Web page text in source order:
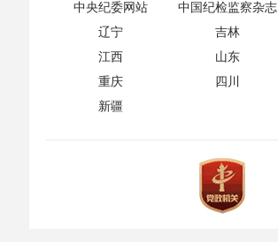
中央纪委网站 中国纪检监察杂志
辽宁
吉林
江西
山东
重庆
四川
新疆